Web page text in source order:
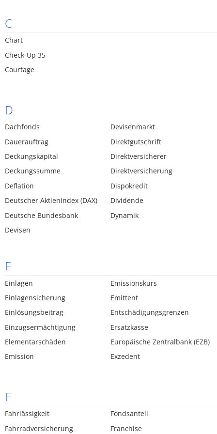
C
Chart
Check-Up 35
Courtage
D
Dachfonds
Dauerauftrag
Deckungskapital
Deckungssumme
Deflation
Deutscher Aktienindex (DAX)
Deutsche Bundesbank
Devisen
Devisenmarkt
Direktgutschrift
Direktversicherer
Direktversicherung
Dispokredit
Dividende
Dynamik
E
Einlagen
Einlagensicherung
Einlösungsbeitrag
Einzugsermächtigung
Elementarschäden
Emission
Emissionskurs
Emittent
Entschädigungsgrenzen
Ersatzkasse
Europäische Zentralbank (EZB)
Exzedent
F
Fahrlässigkeit
Fahrradversicherung
Fondsanteil
Franchise